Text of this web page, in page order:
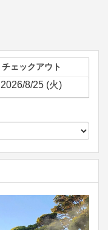
チェックアウト
Next